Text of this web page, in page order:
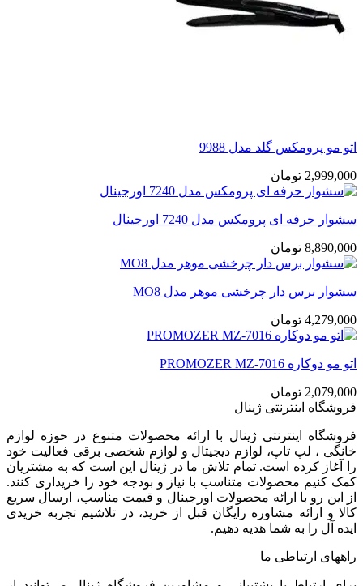
اتو مو پرومکس گلد مدل 9988
2,999,000 تومان
سشوار حرفه‌ ای پرومکس مدل 7240 اورجینال
8,890,000 تومان
سشوار برس دار چرخشی موهر مدل MO8
4,279,000 تومان
اتو مو دوکاره PROMOZER MZ-7016
2,079,000 تومان
فروشگاه اینترنتی ژینال
فروشگاه اینترنتی ژینال با ارائه محصولات متنوع در حوزه لوازم
خانگی ، لپ تاپ، لوازم دیجیتال و لوازم شخصی برقی فعالیت خود
را آغاز کرده است. تمام تلاش ما در ژینال این است که به مشتریان
کمک کنیم محصولات متناسب با نیاز و بودجه خود را خریداری کنند.
از این رو با ارائه محصولات اورجینال و قیمت مناسب، ارسال سریع
کالا و ارائه مشاوره رایگان قبل از خرید، در تلاشیم تجربه خریدی
ایده آل را به شما هدیه دهیم.
راههای ارتباطی ما